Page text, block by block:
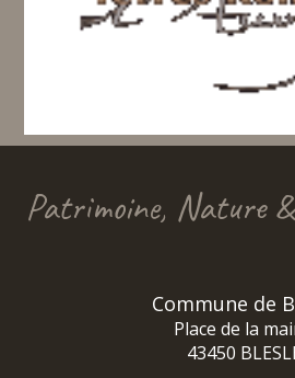
Patrimoine, Nature
Commune de
Place de la
43450